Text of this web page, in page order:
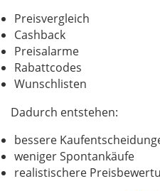
Preisvergleich
Cashback
Preisalarme
Rabattcodes
Wunschlisten
Dadurch entstehen:
bessere
weniger Spontankäufe
realistischere